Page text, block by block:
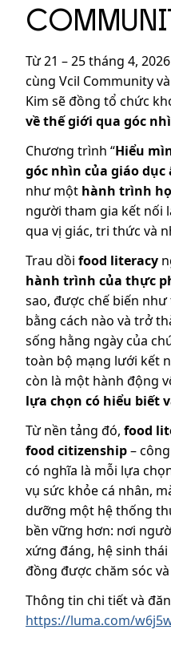
​Từ 21 – 25 tháng 4,
cùng Vcil Community
Kim sẽ đồng tổ chức
về thế giới qua góc
Chương trình “Hiểu
góc nhìn của giáo dục
như một hành trình
người tham gia kết nối
qua vị giác, tri thức và
​Trau dồi food literacy
hành trình của thực
sao, được chế biến
bằng cách nào và trở
sống hằng ngày của
toàn bộ mạng lưới kết
còn là một hành động
lựa chọn có hiểu biết
​Từ nền tảng đó, food
food citizenship–
có nghĩa là mỗi lựa
vụ sức khỏe cá nhân,
dưỡng một hệ thống
bền vững hơn: nơi
xứng đáng, hệ sinh
đồng được chăm sóc
Thông tin chi tiết và
https://luma.com/